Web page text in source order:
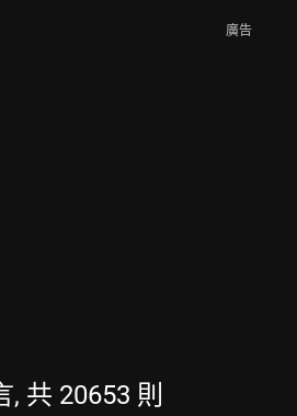
廣告
共 20653 則